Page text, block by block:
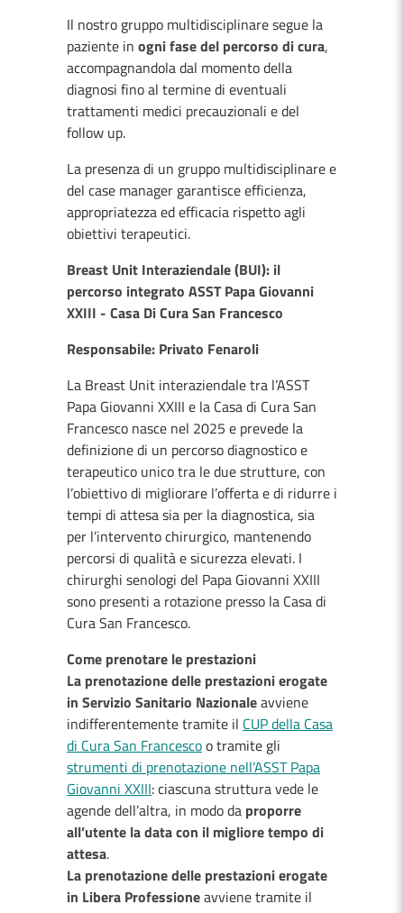
Il nostro gruppo multidisciplinare segue la
paziente in ogni fase del percorso di cura,
accompagnandola dal momento della
diagnosi fino al termine di eventuali
trattamenti medici precauzionali e del
follow up.
La presenza di un gruppo multidisciplinare e
del case manager garantisce efficienza,
appropriatezza ed efficacia rispetto agli
obiettivi terapeutici.
Breast Unit Interaziendale (BUI): il
percorso integrato ASST Papa Giovanni
XXIII - Casa Di Cura San Francesco
Responsabile: Privato Fenaroli
La Breast Unit interaziendale tra l’ASST
Papa Giovanni XXIII e la Casa di Cura San
Francesco nasce nel 2025 e prevede la
definizione di un percorso diagnostico e
terapeutico unico tra le due strutture, con
l’obiettivo di migliorare l’offerta e di ridurre i
tempi di attesa sia per la diagnostica, sia
per l’intervento chirurgico, mantenendo
percorsi di qualità e sicurezza elevati. I
chirurghi senologi del Papa Giovanni XXIII
sono presenti a rotazione presso la Casa di
Cura San Francesco.
Come prenotare le prestazioni
La prenotazione delle prestazioni erogate
in Servizio Sanitario Nazionaleavviene
indifferentemente tramite il CUP della Casa
di Cura San Francescoo tramite gli
strumenti di prenotazione nell’ASST Papa
Giovanni XXIII: ciascuna struttura vede le
agende dell’altra, in modo da proporre
all’utente la data con il migliore tempo di
attesa.
La prenotazione delle prestazioni erogate
in Libera Professioneavviene tramite il